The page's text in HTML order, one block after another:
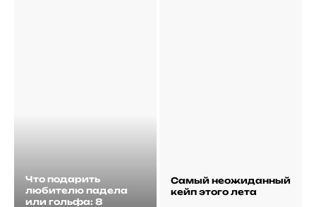
Что подарить
любителю падела
или гольфа: 8
Самый неожиданный
кейп этого лета